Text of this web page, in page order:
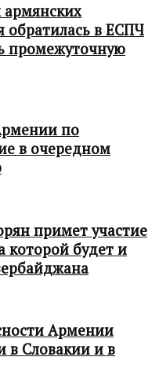
в ЕСПЧ
промежуточную
по
в очередном
примет участие
которой будет и
Армении
в Словакии и в